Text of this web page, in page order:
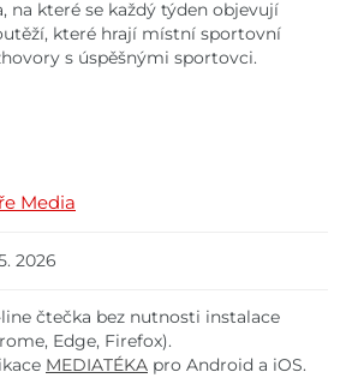
na které se každý týden objevují
které hrají místní sportovní
s úspěšnými sportovci.
Media
2026
čtečka bez nutnosti instalace
Edge, Firefox).
MEDIATÉKA pro Android a iOS.